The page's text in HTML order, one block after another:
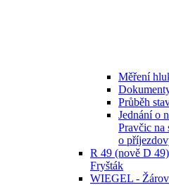
Měření
Průběh
Jednání o
Pravčic na
o
R 49 (nově D
Fryšták
WIEGEL -